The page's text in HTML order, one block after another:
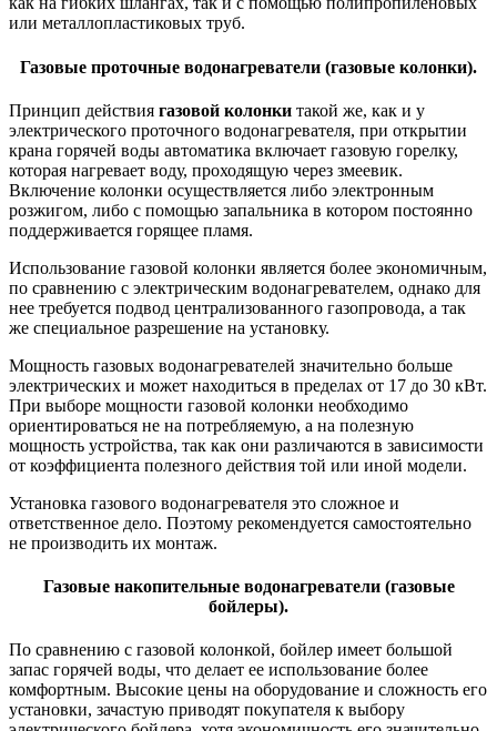
или металлопластиковых труб.
Газовые проточные водонагреватели (газовые колонки).
Принцип действия газовой колонки такой же, как и у
электрического проточного водонагревателя, при открытии
крана горячей воды автоматика включает газовую горелку,
которая нагревает воду, проходящую через змеевик.
Включение колонки осуществляется либо электронным
розжигом, либо с помощью запальника в котором постоянно
поддерживается горящее пламя.
Использование газовой колонки является более экономичным,
по сравнению с электрическим водонагревателем, однако для
нее требуется подвод централизованного газопровода, а так
же специальное разрешение на установку.
Мощность газовых водонагревателей значительно больше
электрических и может находиться в пределах от 17 до 30 кВт.
При выборе мощности газовой колонки необходимо
ориентироваться не на потребляемую, а на полезную
мощность устройства, так как они различаются в зависимости
от коэффициента полезного действия той или иной модели.
Установка газового водонагревателя это сложное и
ответственное дело. Поэтому рекомендуется самостоятельно
не производить их монтаж.
Газовые накопительные водонагреватели (газовые
бойлеры).
По сравнению с газовой колонкой, бойлер имеет большой
запас горячей воды, что делает ее использование более
комфортным. Высокие цены на оборудование и сложность его
установки, зачастую приводят покупателя к выбору